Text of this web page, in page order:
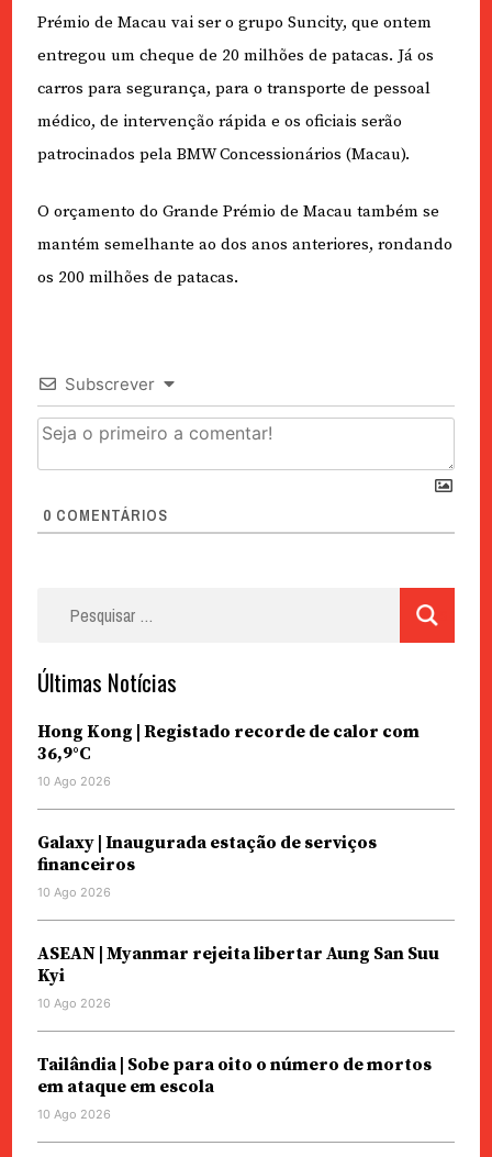
Prémio de Macau vai ser o grupo Suncity, que ontem
entregou um cheque de 20 milhões de patacas. Já os
carros para segurança, para o transporte de pessoal
médico, de intervenção rápida e os oficiais serão
patrocinados pela BMW Concessionários (Macau).
O orçamento do Grande Prémio de Macau também se
mantém semelhante ao dos anos anteriores, rondando
os 200 milhões de patacas.
Subscrever
0 COMENTÁRIOS
Últimas Notícias
Hong Kong | Registado recorde de calor com
36,9°C
10 Ago 2026
Galaxy | Inaugurada estação de serviços
financeiros
10 Ago 2026
ASEAN | Myanmar rejeita libertar Aung San Suu
Kyi
10 Ago 2026
Tailândia | Sobe para oito o número de mortos
em ataque em escola
10 Ago 2026